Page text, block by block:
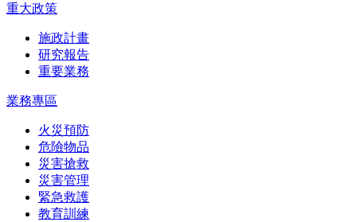
重大政策
施政計畫
研究報告
重要業務
業務專區
火災預防
危險物品
災害搶救
災害管理
緊急救護
教育訓練